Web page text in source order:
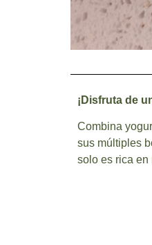
¡Disfruta de
Combina
sus múltiples
solo es rica en